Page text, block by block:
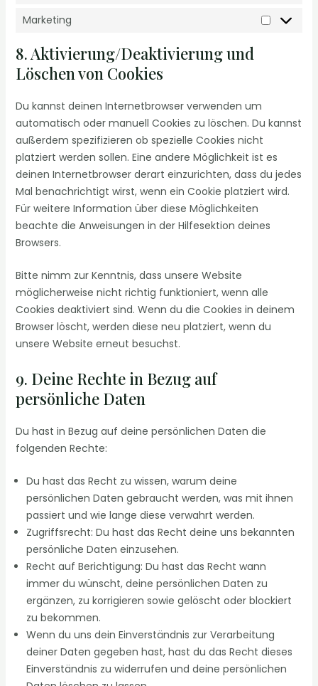
Marketing
8. Aktivierung/Deaktivierung und
Löschen von Cookies
Du kannst deinen Internetbrowser verwenden um
automatisch oder manuell Cookies zu löschen. Du kannst
außerdem spezifizieren ob spezielle Cookies nicht
platziert werden sollen. Eine andere Möglichkeit ist es
deinen Internetbrowser derart einzurichten, dass du jedes
Mal benachrichtigt wirst, wenn ein Cookie platziert wird.
Für weitere Information über diese Möglichkeiten
beachte die Anweisungen in der Hilfesektion deines
Browsers.
Bitte nimm zur Kenntnis, dass unsere Website
möglicherweise nicht richtig funktioniert, wenn alle
Cookies deaktiviert sind. Wenn du die Cookies in deinem
Browser löscht, werden diese neu platziert, wenn du
unsere Website erneut besuchst.
9. Deine Rechte in Bezug auf
persönliche Daten
Du hast in Bezug auf deine persönlichen Daten die
folgenden Rechte:
Du hast das Recht zu wissen, warum deine
persönlichen Daten gebraucht werden, was mit ihnen
passiert und wie lange diese verwahrt werden.
Zugriffsrecht: Du hast das Recht deine uns bekannten
persönliche Daten einzusehen.
Recht auf Berichtigung: Du hast das Recht wann
immer du wünscht, deine persönlichen Daten zu
ergänzen, zu korrigieren sowie gelöscht oder blockiert
zu bekommen.
Wenn du uns dein Einverständnis zur Verarbeitung
deiner Daten gegeben hast, hast du das Recht dieses
Einverständnis zu widerrufen und deine persönlichen